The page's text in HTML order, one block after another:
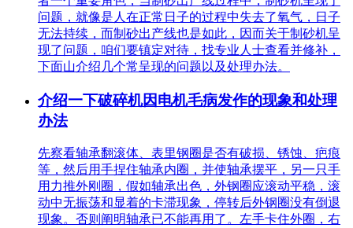
问题，就像是人在正常日子的过程中失去了氧气，日子
无法持续，而制砂出产线也是如此，因而关于制砂机呈
现了问题，咱们要镇定对待，找专业人士查看并修补，
下面山介绍几个常呈现的问题以及处理办法。
介绍一下破碎机因电机毛病发作的现象和处理
办法
先察看轴承翻滚体、表里钢圈是否有破损、锈蚀、疤痕
等，然后用手捏住轴承内圈，并使轴承摆平，另一只手
用力推外刚圈，假如轴承出色，外钢圈应滚动平稳，滚
动中无振荡和显着的卡滞现象，停转后外钢圈没有倒退
现象。否则阐明轴承已不能再用了。左手卡住外圈，右